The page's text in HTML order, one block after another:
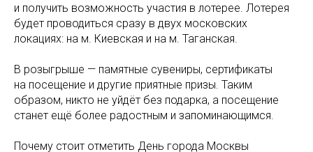
и получить возможность участия в лотерее. Лотерея
будет проводиться сразу в двух московских
локациях: на м. Киевская и на м. Таганская.
В розыгрыше — памятные сувениры, сертификаты
на посещение и другие приятные призы. Таким
образом, никто не уйдёт без подарка, а посещение
станет ещё более радостным и запоминающимся.
Почему стоит отметить День города Москвы